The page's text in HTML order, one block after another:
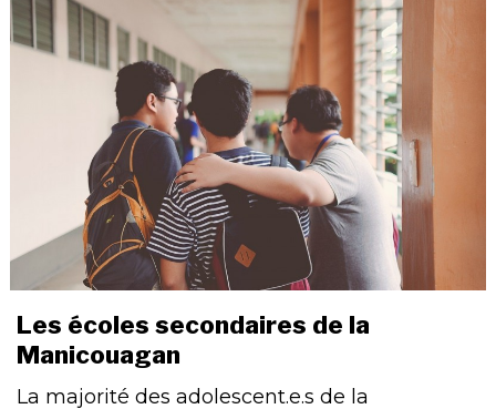
Les écoles secondaires de la
Manicouagan
La majorité des adolescent.e.s de la